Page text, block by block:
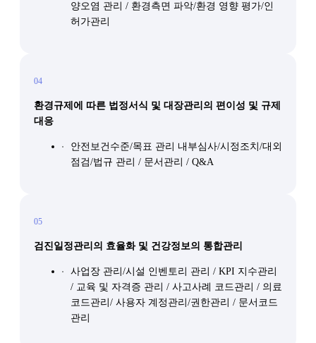
양오염 관리 / 환경측면 파악/환경 영향 평가/인
허가관리
04
환경규제에 따른 법정서식 및 대장관리의 편이성 및 규제
대응
안전보건수준/목표 관리 내부심사/시정조치/대외
점검/법규 관리 / 문서관리 / Q&A
05
검진일정관리의 효율화 및 건강정보의 통합관리
사업장 관리/시설 인벤토리 관리 / KPI 지수관리
/ 교육 및 자격증 관리 / 사고사례 코드관리 / 의료
코드관리/ 사용자 계정관리/권한관리 / 문서코드
관리